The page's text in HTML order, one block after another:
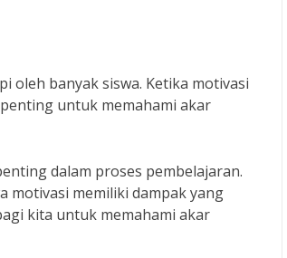
oleh banyak siswa. Ketika motivasi
untuk memahami akar
dalam proses pembelajaran.
motivasi memiliki dampak yang
kita untuk memahami akar